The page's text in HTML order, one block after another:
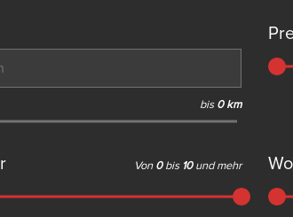
bis 0 km
Von 0 bis 10 und mehr